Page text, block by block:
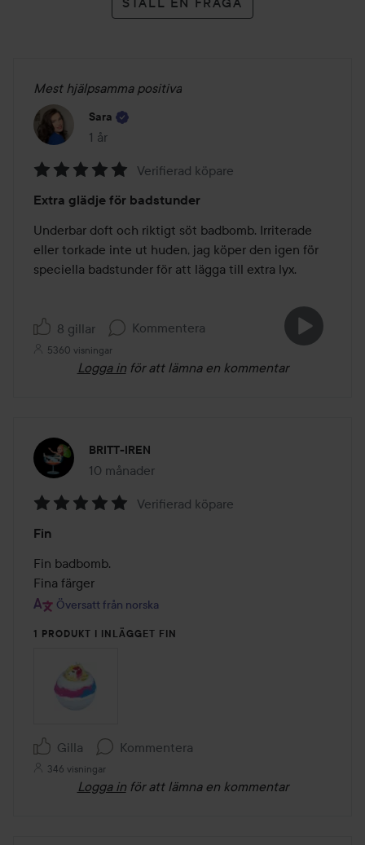
Mest hjälpsamma positiva
Sara
1 år
Inlägget skapades 1 år
5
av
5
Verifierad köpare
Extra glädje för badstunder
Underbar doft och riktigt söt badbomb. Irriterade
eller torkade inte ut huden, jag köper den igen för
speciella badstunder för att lägga till extra lyx.
8 gillar Kommentera
5360 visningar
Logga in för att lämna en kommentar
BRITT-IREN
10 månader
Inlägget skapades 10 månader
5
av
5
Verifierad köpare
Fin
Fin badbomb.
Fina färger
Översatt från norska
1 PRODUKT I INLÄGGET FIN
Gilla Kommentera
346 visningar
Logga in för att lämna en kommentar